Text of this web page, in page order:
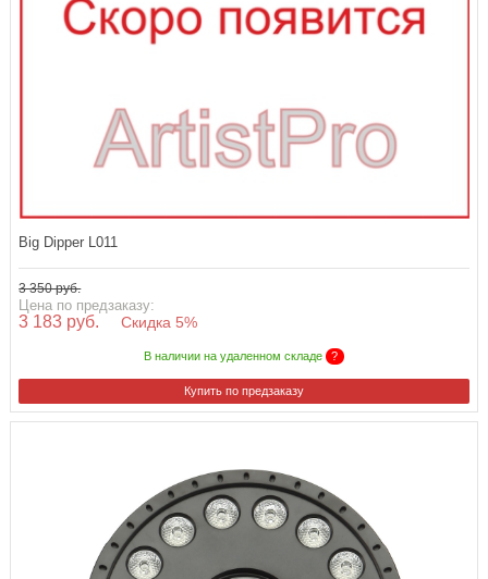
Big Dipper L011
3 350 руб.
Цена по предзаказу:
3 183 руб. Скидка 5%
В наличии на удаленном складе ?
Купить по предзаказу